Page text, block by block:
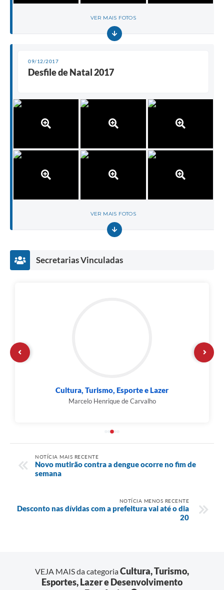
VER MAIS FOTOS
09/12/2017
Desfile de Natal 2017
VER MAIS FOTOS
Secretarias Vinculadas
Cultura, Turismo, Esporte e Lazer
Marcelo Henrique de Carvalho
NOTÍCIA MAIS RECENTE
Novo mutirão contra a dengue ocorre no fim de
semana
NOTÍCIA MENOS RECENTE
Desconto nas dívidas com a prefeitura vai até o dia
20
VEJA MAIS da categoriaCultura, Turismo,
Esportes, Lazer e Desenvolvimento